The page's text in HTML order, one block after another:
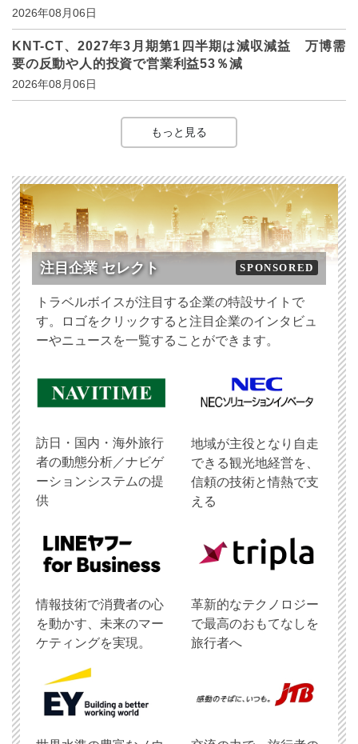
2026年08月06日
KNT-CT、2027年3月期第1四半期は減収減益 万博需
要の反動や人的投資で営業利益53％減
2026年08月06日
もっと見る
注目企業 セレクト SPONSORED
トラベルボイスが注目する企業の特設サイトで
す。ロゴをクリックすると注目企業のインタビュ
ーやニュースを一覧することができます。
訪日・国内・海外旅行
者の動態分析／ナビゲ
ーションシステムの提
供
地域が主役となり自走
できる観光地経営を、
信頼の技術と情熱で支
える
情報技術で消費者の心
を動かす、未来のマー
ケティングを実現。
革新的なテクノロジー
で最高のおもてなしを
旅行者へ